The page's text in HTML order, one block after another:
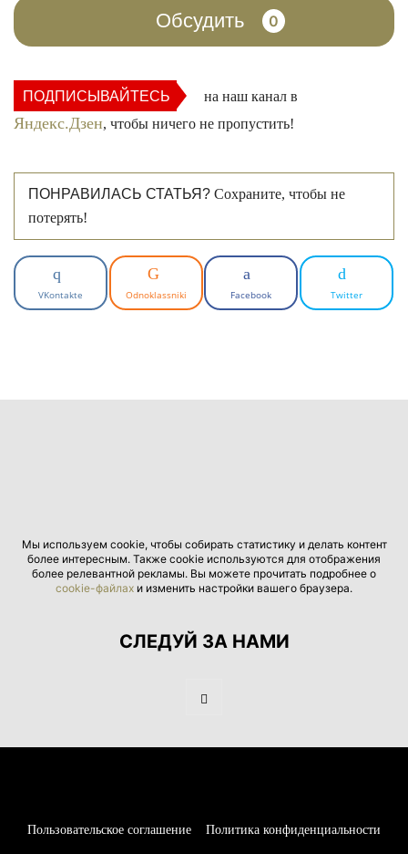
Обсудить 0
ПОДПИСЫВАЙТЕСЬ на наш канал в
Яндекс.Дзен, чтобы ничего не пропустить!
ПОНРАВИЛАСЬ СТАТЬЯ? Сохраните, чтобы не
потерять!
VKontakte Odnoklassniki Facebook Twitter
Мы используем cookie, чтобы собирать статистику и делать контент
более интересным. Также cookie используются для отображения
более релевантной рекламы. Вы можете прочитать подробнее о
cookie-файлах и изменить настройки вашего браузера.
СЛЕДУЙ ЗА НАМИ
Пользовательское соглашение Политика конфиденциальности